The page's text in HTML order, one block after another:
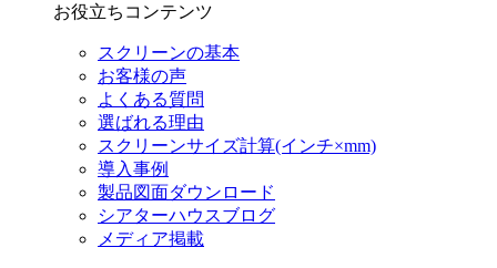
お役立ちコンテンツ
スクリーンの基本
お客様の声
よくある質問
選ばれる理由
スクリーンサイズ計算(インチ×mm)
導入事例
製品図面ダウンロード
シアターハウスブログ
メディア掲載